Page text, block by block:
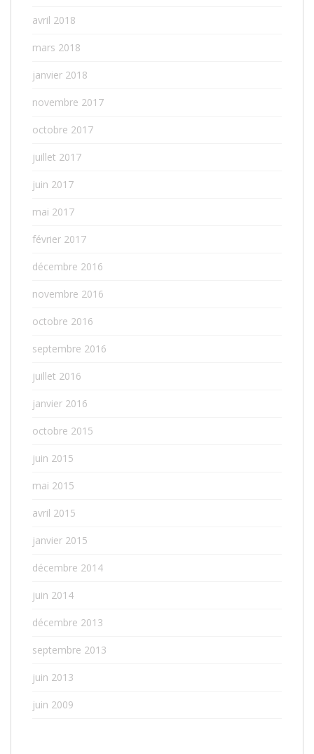
avril 2018
mars 2018
janvier 2018
novembre 2017
octobre 2017
juillet 2017
juin 2017
mai 2017
février 2017
décembre 2016
novembre 2016
octobre 2016
septembre 2016
juillet 2016
janvier 2016
octobre 2015
juin 2015
mai 2015
avril 2015
janvier 2015
décembre 2014
juin 2014
décembre 2013
septembre 2013
juin 2013
juin 2009